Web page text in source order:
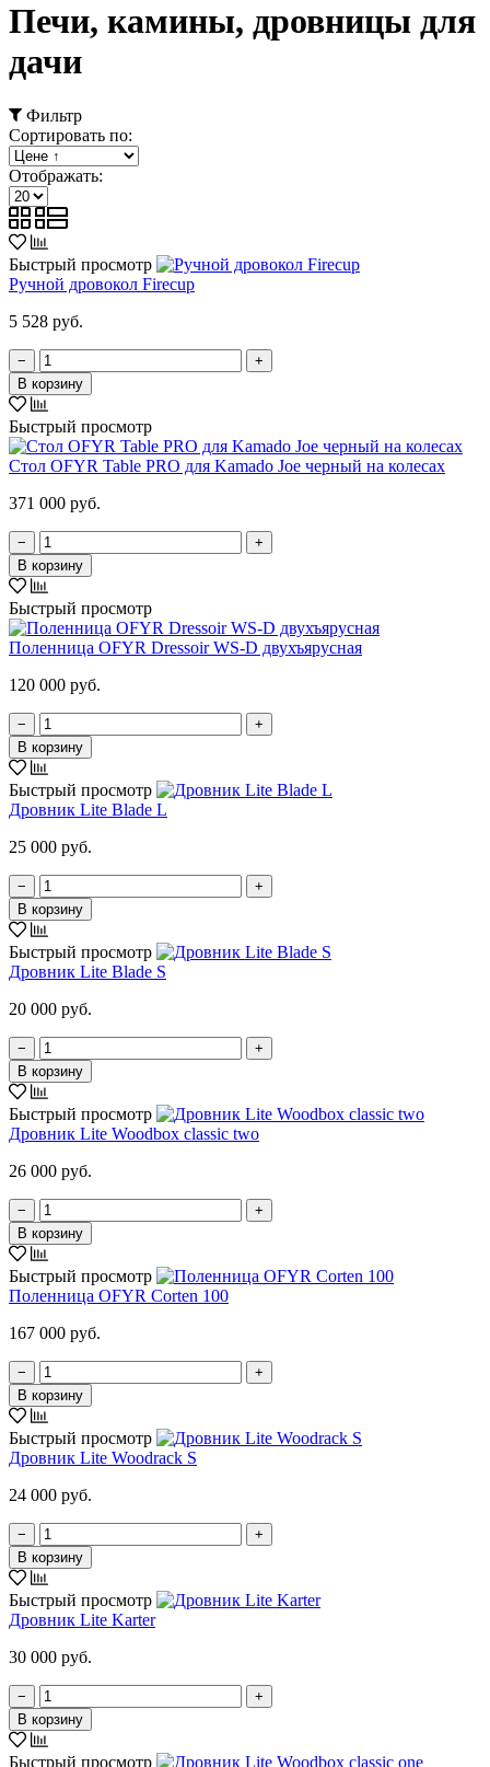
Печи, камины, дровницы для
дачи
Фильтр
Сортировать по:
Отображать:
Быстрый просмотр
Ручной дровокол Firecup
5 528 руб.
−
+
В корзину
Быстрый просмотр
Стол OFYR Table PRO для Kamado Joe черный на колесах
371 000 руб.
−
+
В корзину
Быстрый просмотр
Поленница OFYR Dressoir WS-D двухъярусная
120 000 руб.
−
+
В корзину
Быстрый просмотр
Дровник Lite Blade L
25 000 руб.
−
+
В корзину
Быстрый просмотр
Дровник Lite Blade S
20 000 руб.
−
+
В корзину
Быстрый просмотр
Дровник Lite Woodbox classic two
26 000 руб.
−
+
В корзину
Быстрый просмотр
Поленница OFYR Corten 100
167 000 руб.
−
+
В корзину
Быстрый просмотр
Дровник Lite Woodrack S
24 000 руб.
−
+
В корзину
Быстрый просмотр
Дровник Lite Karter
30 000 руб.
−
+
В корзину
Быстрый просмотр